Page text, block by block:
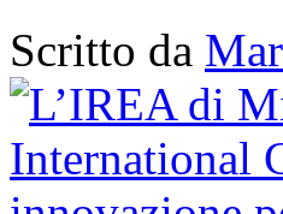
Scritto da